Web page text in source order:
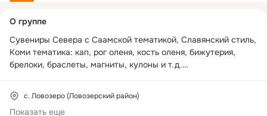
колонка
О группе
Сувениры Севера с Саамской тематикой, Славянский стиль,
Коми тематика: кап, рог оленя, кость оленя, бижутерия,
брелоки, браслеты, магниты, кулоны и т.д.
Изготовление сувениров из природных и искусственных
материалов.
с. Ловозеро (Ловозерский район)
Показать еще